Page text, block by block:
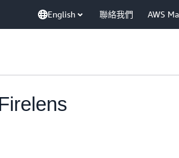
English 聯絡我們 AWS